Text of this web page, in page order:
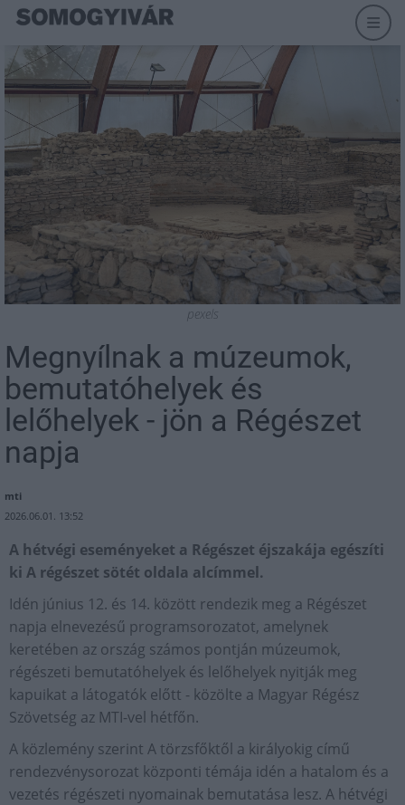
pexels
Megnyílnak a múzeumok,
bemutatóhelyek és
lelőhelyek - jön a Régészet
napja
mti
2026.06.01. 13:52
A hétvégi eseményeket a Régészet éjszakája egészíti
ki A régészet sötét oldala alcímmel.
Idén június 12. és 14. között rendezik meg a Régészet
napja elnevezésű programsorozatot, amelynek
keretében az ország számos pontján múzeumok,
régészeti bemutatóhelyek és lelőhelyek nyitják meg
kapuikat a látogatók előtt - közölte a Magyar Régész
Szövetség az MTI-vel hétfőn.
A közlemény szerint A törzsfőktől a királyokig című
rendezvénysorozat központi témája idén a hatalom és a
vezetés régészeti nyomainak bemutatása lesz. A hétvégi